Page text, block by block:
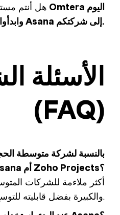
هل أنتم
وابدأوا بنقل قوة Asana إلى شركتكم.
الأسئلة
(FAQ)
أنسب: Asana أم Zoho Projects؟
والكبيرة بفضل قابليته للتوسع وتكاملاته.